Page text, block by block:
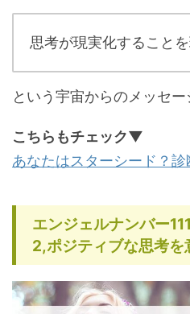
思考が現実化すること
という宇宙からのメッセー
こちらもチェック▼
あなたはスターシード？
エンジェルナンバー
2,ポジティブな思考を